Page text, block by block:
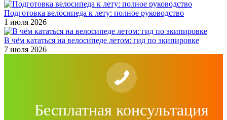
Подготовка велосипеда к лету: полное руководство
1 июля 2026
В чём кататься на велосипеде летом: гид по экипировке
7 июля 2026
Бесплатная консультация